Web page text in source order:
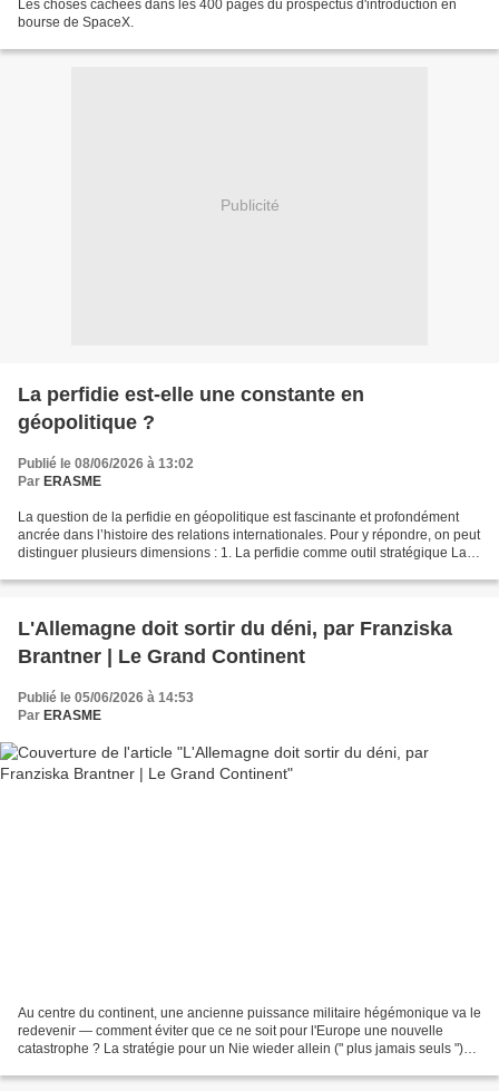
Les choses cachées dans les 400 pages du prospectus d'introduction en
bourse de SpaceX.
Publicité
La perfidie est-elle une constante en
géopolitique ?
Publié le 08/06/2026 à 13:02
Par ERASME
La question de la perfidie en géopolitique est fascinante et profondément
ancrée dans l’histoire des relations internationales. Pour y répondre, on peut
distinguer plusieurs dimensions : 1. La perfidie comme outil stratégique La
L'Allemagne doit sortir du déni, par Franziska
Brantner | Le Grand Continent
Publié le 05/06/2026 à 14:53
Par ERASME
Au centre du continent, une ancienne puissance militaire hégémonique va le
redevenir — comment éviter que ce ne soit pour l'Europe une nouvelle
catastrophe ? La stratégie pour un Nie wieder allein (" plus jamais seuls ")